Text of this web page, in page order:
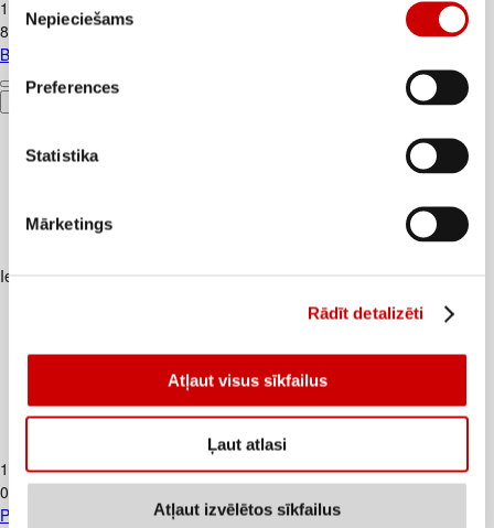
izvēle
Nepieciešams
Preferences
Statistika
Mārketings
Rādīt detalizēti
Atļaut visus sīkfailus
Ļaut atlasi
Atļaut izvēlētos sīkfailus
1 59€
8,83€/kg
Biezpiens 9% VALMIERA 180g
Iesakām ar
Piens TERE 2,5% 1,5L
1
37€
0,91€/l
Piens TERE 2,5% 1,5L